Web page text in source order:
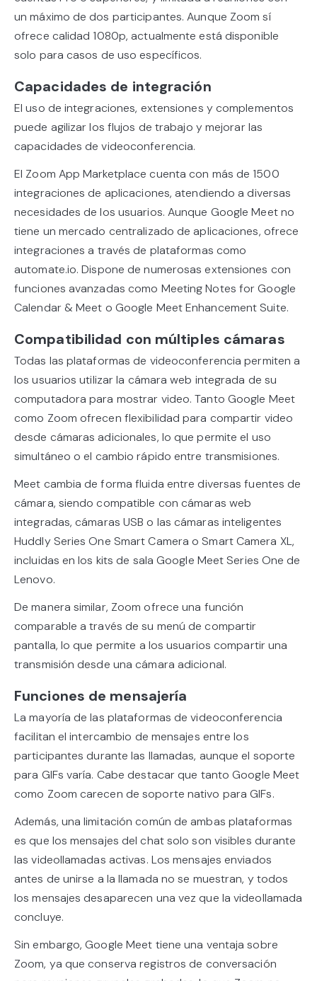
un máximo de dos participantes. Aunque Zoom sí
ofrece calidad 1080p, actualmente está disponible
solo para casos de uso específicos.
Capacidades de integración
El uso de integraciones, extensiones y complementos
puede agilizar los flujos de trabajo y mejorar las
capacidades de videoconferencia.
El Zoom App Marketplace cuenta con más de 1500
integraciones de aplicaciones, atendiendo a diversas
necesidades de los usuarios. Aunque Google Meet no
tiene un mercado centralizado de aplicaciones, ofrece
integraciones a través de plataformas como
automate.io. Dispone de numerosas extensiones con
funciones avanzadas como Meeting Notes for Google
Calendar & Meet o Google Meet Enhancement Suite.
Compatibilidad con múltiples cámaras
Todas las plataformas de videoconferencia permiten a
los usuarios utilizar la cámara web integrada de su
computadora para mostrar video. Tanto Google Meet
como Zoom ofrecen flexibilidad para compartir video
desde cámaras adicionales, lo que permite el uso
simultáneo o el cambio rápido entre transmisiones.
Meet cambia de forma fluida entre diversas fuentes de
cámara, siendo compatible con cámaras web
integradas, cámaras USB o las cámaras inteligentes
Huddly Series One Smart Camera o Smart Camera XL,
incluidas en los kits de sala Google Meet Series One de
Lenovo.
De manera similar, Zoom ofrece una función
comparable a través de su menú de compartir
pantalla, lo que permite a los usuarios compartir una
transmisión desde una cámara adicional.
Funciones de mensajería
La mayoría de las plataformas de videoconferencia
facilitan el intercambio de mensajes entre los
participantes durante las llamadas, aunque el soporte
para GIFs varía. Cabe destacar que tanto Google Meet
como Zoom carecen de soporte nativo para GIFs.
Además, una limitación común de ambas plataformas
es que los mensajes del chat solo son visibles durante
las videollamadas activas. Los mensajes enviados
antes de unirse a la llamada no se muestran, y todos
los mensajes desaparecen una vez que la videollamada
concluye.
Sin embargo, Google Meet tiene una ventaja sobre
Zoom, ya que conserva registros de conversación